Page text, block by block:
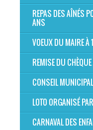
REPAS DES AÎNÉS
ANS
VOEUX DU MAIRE
REMISE DU
CONSEIL MUNICIPAL
LOTO ORGANISÉ
CARNAVAL DES